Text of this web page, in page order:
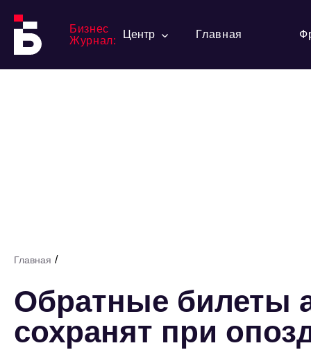
Бизнес
Журнал:
Центр Главная
Главная /
Обратные билеты
сохранят при